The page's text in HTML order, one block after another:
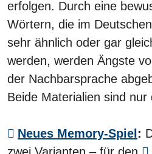
erfolgen. Durch eine
Wörtern, die im
sehr ähnlich oder gar
werden, werden Ängste
der Nachbarsprache
Beide Materialien sind nur
Neues Memory-Spiel :